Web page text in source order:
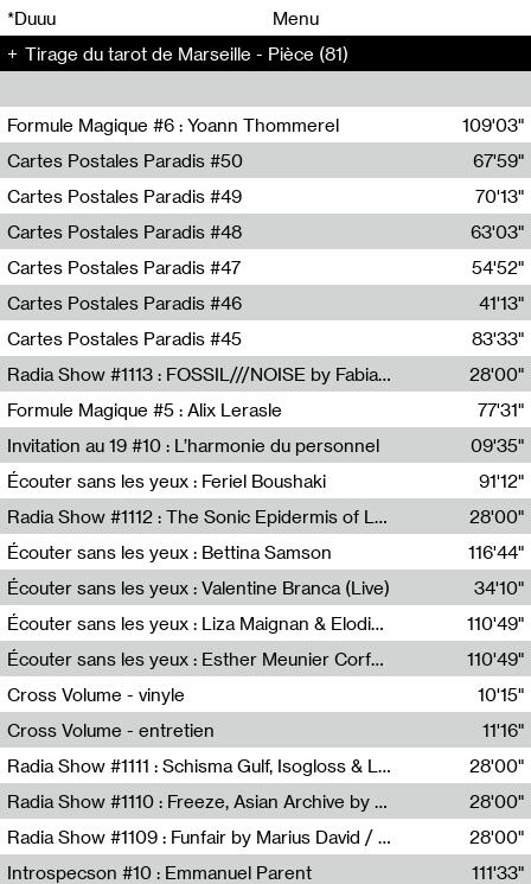
*Duuu
Menu
Tirage du tarot de Marseille - Pièce (81)
Formule Magique #6 : Yoann Thommerel
Nathalie Lacroix,Yoann Thommerel
109'03"
Cartes Postales Paradis #50
Zoé Leroux
67'59"
Cartes Postales Paradis #49
Aurore Portales
70'13"
Cartes Postales Paradis #48
Mathias Dupaquier
63'03"
Cartes Postales Paradis #47
Raymond Engramer
54'52"
Cartes Postales Paradis #46
Sarah Banville
41'13"
Cartes Postales Paradis #45
Mateo Cuin
83'33"
Radia Show #1113 : FOSSIL///NOISE by Fabiana Gibim / Wave Farm
Wave Farm
28'00"
Formule Magique #5 : Alix Lerasle
Nathalie Lacroix
77'31"
Invitation au 19 #10 : L’harmonie du personnel
19, CRAC
09'35"
Écouter sans les yeux : Feriel Boushaki
Feriel Boushaki
91'12"
Radia Show #1112 : The Sonic Epidermis of Lake Léman by Paul Courlet / Guest Slot
28'00"
Écouter sans les yeux : Bettina Samson
Bettina Samson
116'44"
Écouter sans les yeux : Valentine Branca (Live)
Valentine Branca
34'10"
Écouter sans les yeux : Liza Maignan & Elodie Lecat
Liza Maignan,Elodie Lecat
110'49"
Écouter sans les yeux : Esther Meunier Corfdyr
Esther Meunier Corfdyr
110'49"
Cross Volume - vinyle
10'15"
Cross Volume - entretien
11'16"
Radia Show #1111 : Schisma Gulf, Isogloss & Lament For The Old Clock By Harvey Young / Resonance
Resonance
28'00"
Radia Show #1110 : Freeze, Asian Archive by Avita Maheen / Radio Worm
Radio WORM
28'00"
Radia Show #1109 : Funfair by Marius David / JET FM
Jet FM
28'00"
Introspecson #10 : Emmanuel Parent
111'33"
00 00
00 00